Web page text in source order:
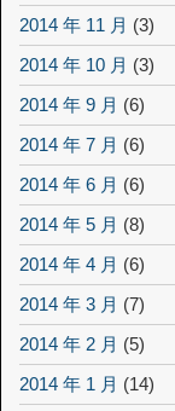
2014 年 11 月 (3)
2014 年 10 月 (3)
2014 年 9 月 (6)
2014 年 7 月 (6)
2014 年 6 月 (6)
2014 年 5 月 (8)
2014 年 4 月 (6)
2014 年 3 月 (7)
2014 年 2 月 (5)
2014 年 1 月 (14)